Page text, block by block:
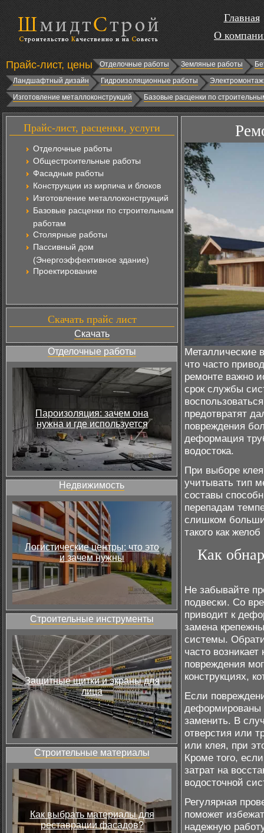
Главная
О
Прайс-лист, цены Отделочные работы Земляные работы
Ландшафтный дизайн
Гидроизоляционные работы
Изготовление металлоконструкций
Базовые расценки по
Прайс-лист, расценки, услуги
Отделочные работы
Общестроительные работы
Фасадные работы
Конструкции из кирпича и блоков
Изготовление металлоконструкций
Базовые расценки по строительным
работам
Столярные работы
Пассивный дом
(Энергоэффективное здание)
Проектирование
Скачать прайс лист
Скачать
Отделочные работы
Пароизоляция: зачем она
нужна и где используется
Недвижимость
Логистические центры: что это
и зачем нужны
Строительные инструменты
Защитные щитки и экраны для
лица
Строительные материалы
Как выбрать материалы для
реставрации фасадов?
Металлические
что часто
ремонте важно
срок службы
предотвратят
повреждения
деформация
водостока.
При выборе
учитывать тип
составы
перепадам
слишком
такого как
Как
Не забывайте
подвески. Со
приводит к
замена
системы.
часто
повреждения
конструкциях,
Если
деформированы
заменить. В
отверстия или
или клея, при
Кроме того,
затрат на
водосточной
Регулярная
поможет
надежную